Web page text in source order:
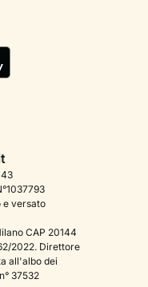
e versato
CAP 20144
2022. Direttore
all'albo dei
37532